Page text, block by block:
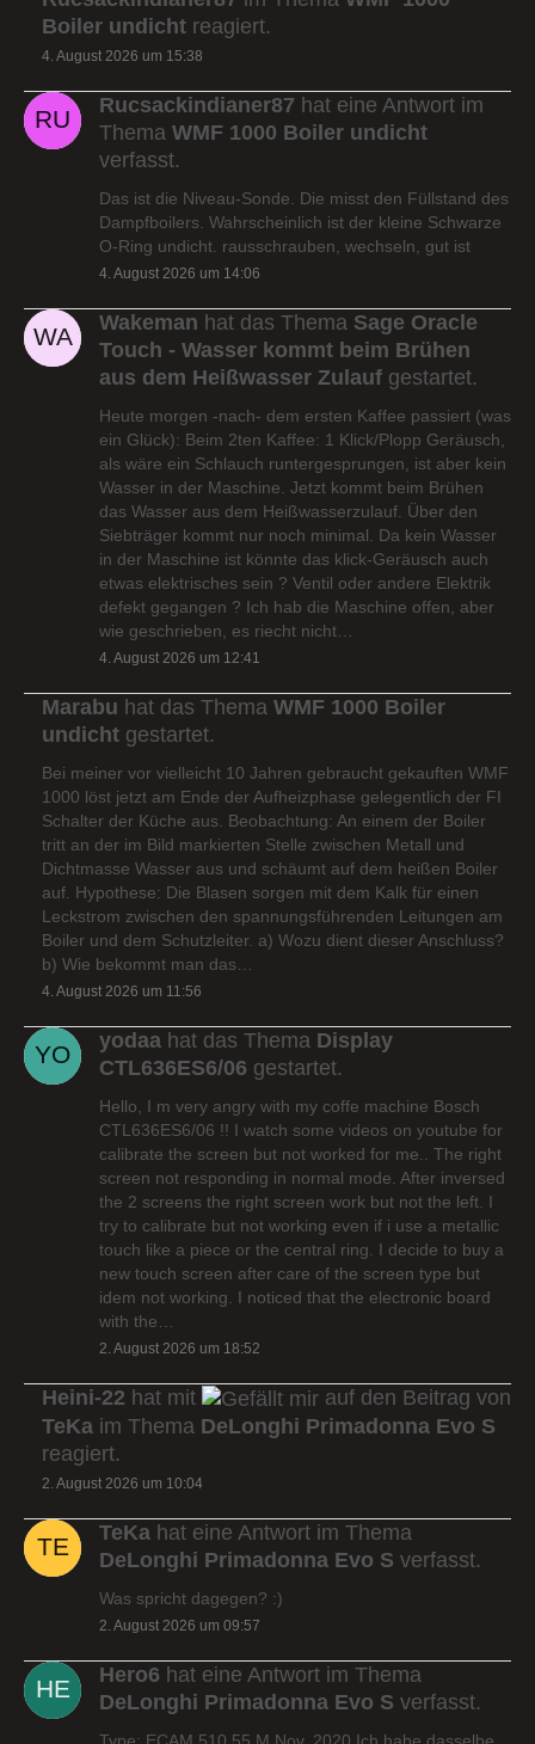
Boiler undicht reagiert.
4. August 2026 um 15:38
Rucsackindianer87 hat eine Antwort im
Thema WMF 1000 Boiler undicht
verfasst.
Das ist die Niveau-Sonde. Die misst den Füllstand des
Dampfboilers. Wahrscheinlich ist der kleine Schwarze
O-Ring undicht. rausschrauben, wechseln, gut ist
4. August 2026 um 14:06
Wakeman hat das Thema Sage Oracle
Touch - Wasser kommt beim Brühen
aus dem Heißwasser Zulauf gestartet.
Heute morgen -nach- dem ersten Kaffee passiert (was
ein Glück): Beim 2ten Kaffee: 1 Klick/Plopp Geräusch,
als wäre ein Schlauch runtergesprungen, ist aber kein
Wasser in der Maschine. Jetzt kommt beim Brühen
das Wasser aus dem Heißwasserzulauf. Über den
Siebträger kommt nur noch minimal. Da kein Wasser
in der Maschine ist könnte das klick-Geräusch auch
etwas elektrisches sein ? Ventil oder andere Elektrik
defekt gegangen ? Ich hab die Maschine offen, aber
wie geschrieben, es riecht nicht…
4. August 2026 um 12:41
Marabu hat das Thema WMF 1000 Boiler
undicht gestartet.
Bei meiner vor vielleicht 10 Jahren gebraucht gekauften WMF
1000 löst jetzt am Ende der Aufheizphase gelegentlich der FI
Schalter der Küche aus. Beobachtung: An einem der Boiler
tritt an der im Bild markierten Stelle zwischen Metall und
Dichtmasse Wasser aus und schäumt auf dem heißen Boiler
auf. Hypothese: Die Blasen sorgen mit dem Kalk für einen
Leckstrom zwischen den spannungsführenden Leitungen am
Boiler und dem Schutzleiter. a) Wozu dient dieser Anschluss?
b) Wie bekommt man das…
4. August 2026 um 11:56
yodaa hat das Thema Display
CTL636ES6/06 gestartet.
Hello, I m very angry with my coffe machine Bosch
CTL636ES6/06 !! I watch some videos on youtube for
calibrate the screen but not worked for me.. The right
screen not responding in normal mode. After inversed
the 2 screens the right screen work but not the left. I
try to calibrate but not working even if i use a metallic
touch like a piece or the central ring. I decide to buy a
new touch screen after care of the screen type but
idem not working. I noticed that the electronic board
with the…
2. August 2026 um 18:52
Heini-22 hat mit
auf den Beitrag von
TeKa im Thema DeLonghi Primadonna Evo S
reagiert.
2. August 2026 um 10:04
TeKa hat eine Antwort im Thema
DeLonghi Primadonna Evo S verfasst.
Was spricht dagegen? :)
2. August 2026 um 09:57
Hero6 hat eine Antwort im Thema
DeLonghi Primadonna Evo S verfasst.
Type: ECAM 510.55.M Nov. 2020 Ich habe dasselbe